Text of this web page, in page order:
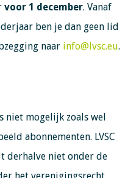
voor 1 december. Vanaf
ben je dan geen lid
naar info@lvsc.eu.
niet mogelijk zoals wel
abonnementen. LVSC
derhalve niet onder de